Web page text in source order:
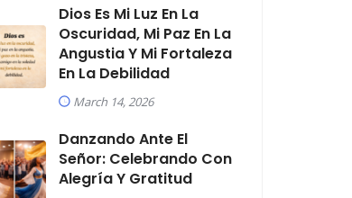
Dios Es Mi Luz En La
Oscuridad, Mi Paz En La
Angustia Y Mi Fortaleza
En La Debilidad
March 14, 2026
Danzando Ante El
Señor: Celebrando Con
Alegría Y Gratitud